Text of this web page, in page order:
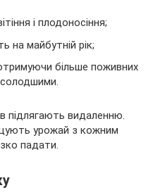
і плодоносіння;
на майбутній рік;
більше поживних
підлягають видаленню.
урожай з кожним
падати.